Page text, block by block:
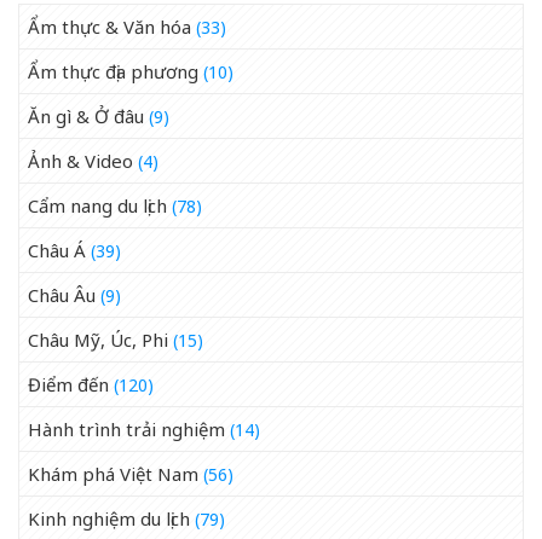
Ẩm thực & Văn hóa (33)
Ẩm thực địa phương (10)
Ăn gì & Ở đâu (9)
Ảnh & Video (4)
Cẩm nang du lịch (78)
Châu Á (39)
Châu Âu (9)
Châu Mỹ, Úc, Phi (15)
Điểm đến (120)
Hành trình trải nghiệm (14)
Khám phá Việt Nam (56)
Kinh nghiệm du lịch (79)